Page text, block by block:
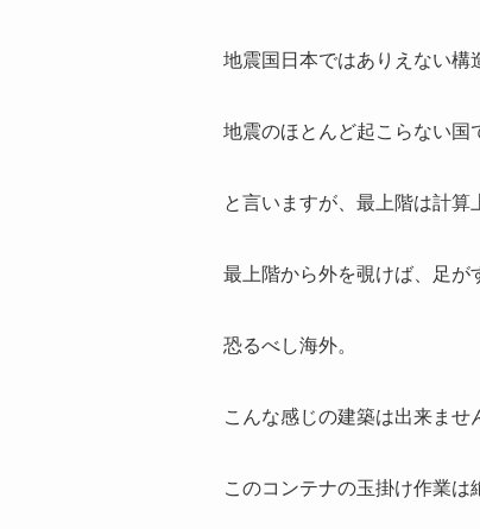
地震国日本ではありえない構
地震のほとんど起こらない国
と言いますが、最上階は計算
最上階から外を覗けば、足が
恐るべし海外。
こんな感じの建築は出来ませ
このコンテナの玉掛け作業は